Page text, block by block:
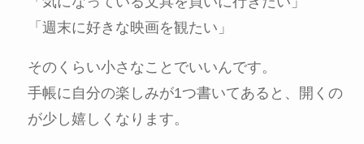
「週末に好きな映画を観たい」
そのくらい小さなことでいいんです。
手帳に自分の楽しみが1つ書いてあると、開くの
が少し嬉しくなります。